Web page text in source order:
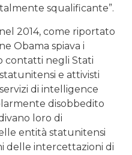
squalificante”.
2014, come riportato
Obama spiava i
contatti negli Stati
e attivisti
di intelligence
disobbedito
loro di
entità statunitensi
delle intercettazioni di